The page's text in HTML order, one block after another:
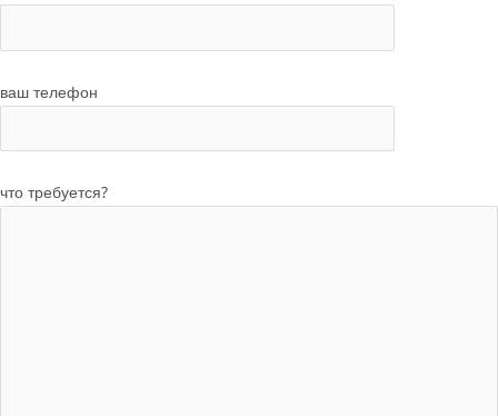
ваш телефон
что требуется?